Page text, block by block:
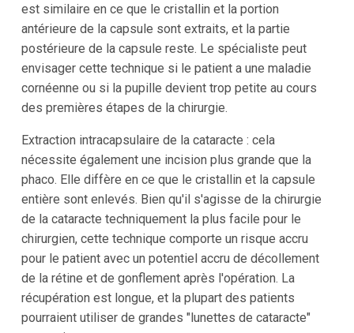
est similaire en ce que le cristallin et la portion
antérieure de la capsule sont extraits, et la partie
postérieure de la capsule reste. Le spécialiste peut
envisager cette technique si le patient a une maladie
cornéenne ou si la pupille devient trop petite au cours
des premières étapes de la chirurgie.
Extraction intracapsulaire de la cataracte : cela
nécessite également une incision plus grande que la
phaco. Elle diffère en ce que le cristallin et la capsule
entière sont enlevés. Bien qu'il s'agisse de la chirurgie
de la cataracte techniquement la plus facile pour le
chirurgien, cette technique comporte un risque accru
pour le patient avec un potentiel accru de décollement
de la rétine et de gonflement après l'opération. La
récupération est longue, et la plupart des patients
pourraient utiliser de grandes "lunettes de cataracte"